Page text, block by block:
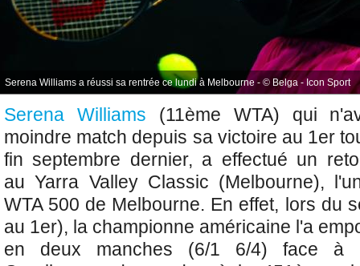
Serena Williams a réussi sa rentrée ce lundi à Melbourne - © Belga - Icon Sport
Serena Williams (11ème WTA) qui
moindre match depuis sa victoire au 1er
fin septembre dernier, a effectué un
auYarra Valley Classic (Melbourne),
WTA 500 de Melbourne. En effet, lors du
au 1er), la championne américaine l'a
en deux manches (6/1 6/4) face à